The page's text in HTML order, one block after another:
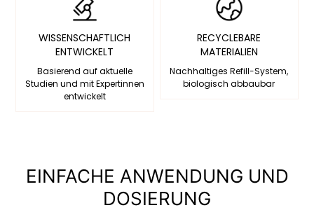
WISSENSCHAFTLICH
ENTWICKELT
Basierend auf aktuelle
Studien und mit Expertinnen
entwickelt
RECYCLEBARE
MATERIALIEN
Nachhaltiges Refill-System,
biologisch abbaubar
EINFACHE ANWENDUNG UND
DOSIERUNG